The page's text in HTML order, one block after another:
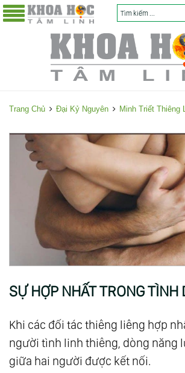
Trang Chủ Đại Kỷ Nguyên Minh Triết Thiêng
SỰ HỢP NHẤT TRONG TÌNH
Khi các đối tác thiêng liêng hợp
người tình linh thiêng, dòng năng
giữa hai người được kết nối.